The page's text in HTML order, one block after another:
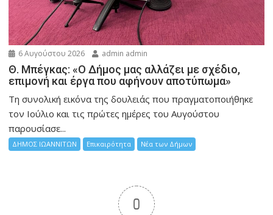
6 Αυγούστου 2026 admin admin
Θ. Μπέγκας: «Ο Δήμος μας αλλάζει με σχέδιο,
επιμονή και έργα που αφήνουν αποτύπωμα»
Τη συνολική εικόνα της δουλειάς που πραγματοποιήθηκε
τον Ιούλιο και τις πρώτες ημέρες του Αυγούστου
παρουσίασε...
ΔΗΜΟΣ ΙΩΑΝΝΙΤΩΝ Επικαιρότητα Νέα των Δήμων
0